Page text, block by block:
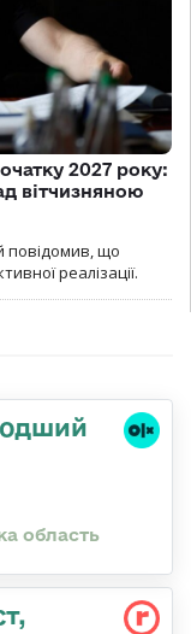
2027 року:
вітчизняною
повідомив, що
реалізації.
область